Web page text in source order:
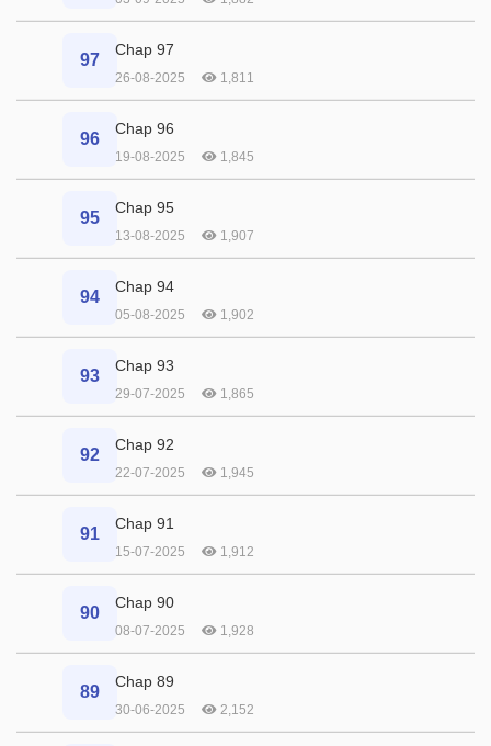
97
Chap 97
26-08-2025 1,811
96
Chap 96
19-08-2025 1,845
95
Chap 95
13-08-2025 1,907
94
Chap 94
05-08-2025 1,902
93
Chap 93
29-07-2025 1,865
92
Chap 92
22-07-2025 1,945
91
Chap 91
15-07-2025 1,912
90
Chap 90
08-07-2025 1,928
89
Chap 89
30-06-2025 2,152